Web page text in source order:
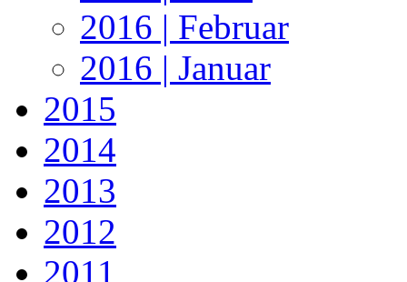
2016 | Februar
2016 | Januar
2015
2014
2013
2012
2011